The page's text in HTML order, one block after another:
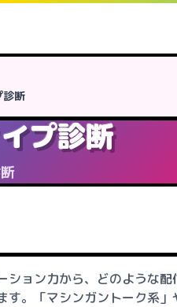
診断
プ診断
ション力から、どのような配
す。「マシンガントーク系」